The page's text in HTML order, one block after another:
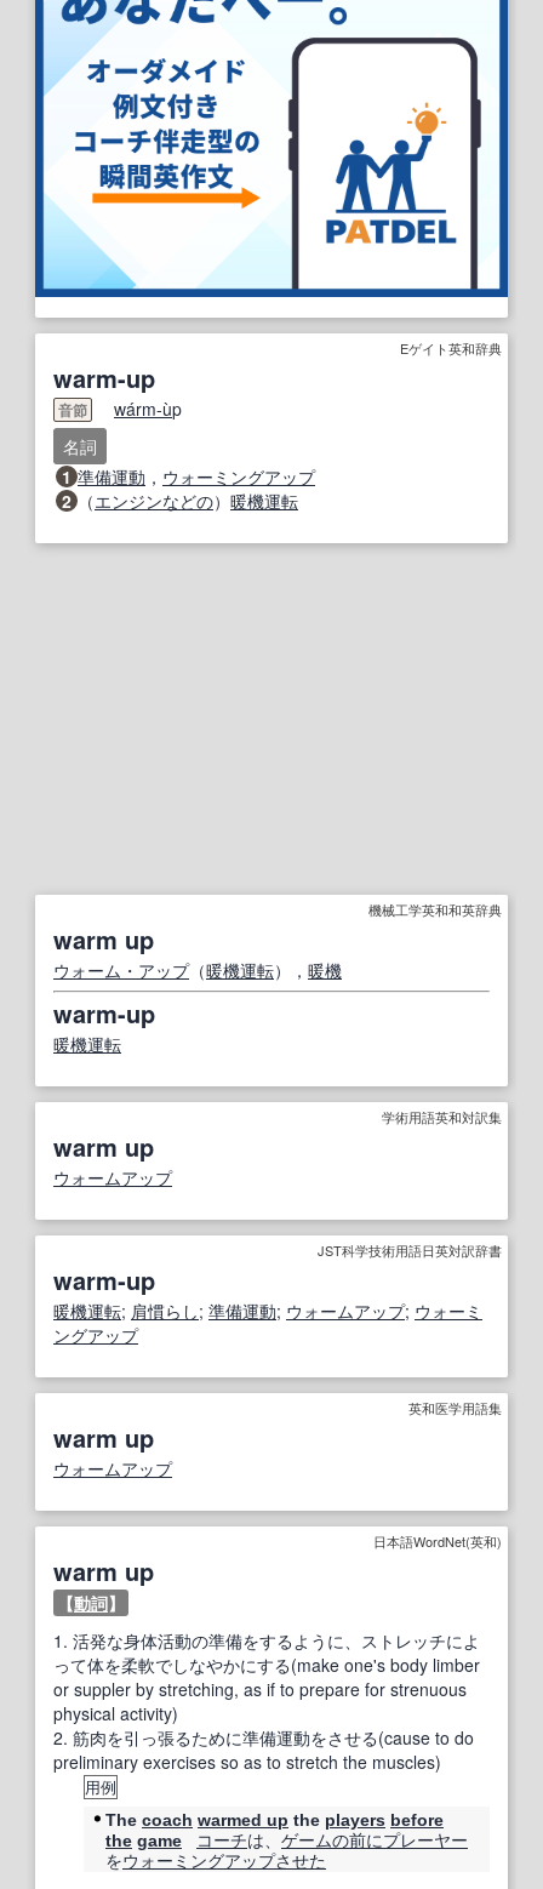
Eゲイト英和辞典
warm-up
音節 warm-ùp
名詞
1 準備運動 ， ウォーミングアップ
2
（エンジンなどの） 暖機運転
機械工学英和和英辞典
warm up
ウォーム・アップ（暖機運転）， 暖機
warm-up
暖機運転
学術用語英和対訳集
warm up
ウォームアップ
JST科学技術用語日英対訳辞書
warm‐up
暖機運転; 肩慣らし; 準備運動; ウォームアップ; ウォーミ
ングアップ
英和医学用語集
warm up
ウォームアップ
日本語WordNet(英和)
warm up
【動詞】
1. 活発な身体活動の準備をするように、ストレッチによ
って体を柔軟でしなやかにする(make one's body limber
or suppler by stretching, as if to prepare for strenuous
physical activity)
2. 筋肉を引っ張るために準備運動をさせる(cause to do
preliminary exercises so as to stretch the muscles)
用例
The coach warmed up the players before
the game コーチは、 ゲームの前にプレーヤー
をウォーミングアップさせた